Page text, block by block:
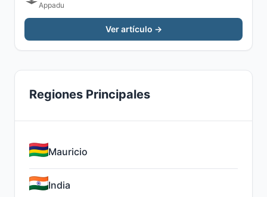
Appadu
Ver artículo →
Regiones Principales
Mauricio
India